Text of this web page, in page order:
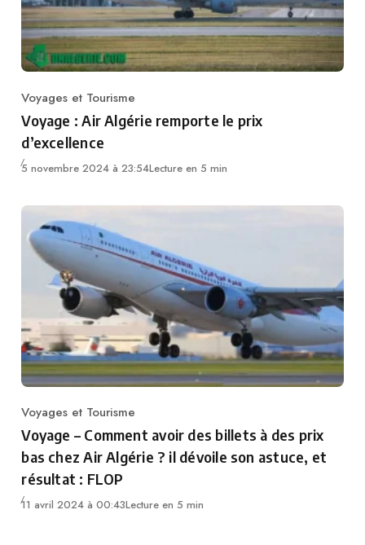
Category
Voyages et Tourisme
Voyage : Air Algérie remporte le prix
d’excellence
5 novembre 2024 à 23:54Lecture en 5 min
Category
Voyages et Tourisme
Voyage – Comment avoir des billets à des prix
bas chez Air Algérie ? il dévoile son astuce, et
résultat : FLOP
11 avril 2024 à 00:43Lecture en 5 min